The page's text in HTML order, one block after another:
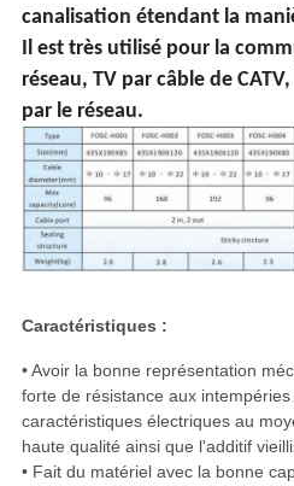
canalisation étendant la
Il est très utilisé pour la
réseau, TV par câble de
par le réseau.
Caractéristiques :
• Avoir la bonne représentation
forte de résistance aux
caractéristiques électriques au
haute qualité ainsi que l'additif
• Fait du matériel avec la bonne